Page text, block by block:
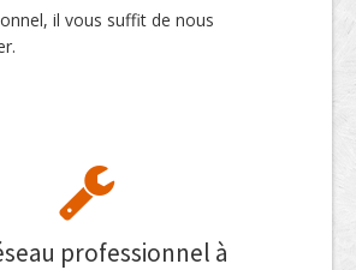
il vous suffit de nous
professionnel à